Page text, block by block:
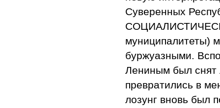
Суверенных
муниципалитеты)
буржуазными.
Лениным был снят
превратились в
лозунг вновь был